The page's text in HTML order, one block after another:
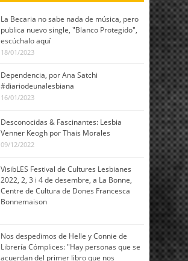
La Becaria no sabe nada de música, pero
publica nuevo single, "Blanco Protegido",
escúchalo aquí
18/01/2023
Dependencia, por Ana Satchi
#diariodeunalesbiana
16/01/2023
Desconocidas & Fascinantes: Lesbia
Venner Keogh por Thais Morales
09/12/2022
VisibLES Festival de Cultures Lesbianes
2022, 2, 3 i 4 de desembre, a La Bonne,
Centre de Cultura de Dones Francesca
Bonnemaison
Nos despedimos de Helle y Connie de
Librería Cómplices: "Hay personas que se
acuerdan del primer libro que nos